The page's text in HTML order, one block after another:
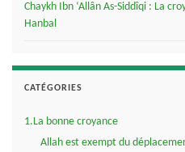
Chaykh Ibn ‘Allân As-Siddîqi : La
Hanbal
CATÉGORIES
1.La bonne croyance
Allah est exempt du